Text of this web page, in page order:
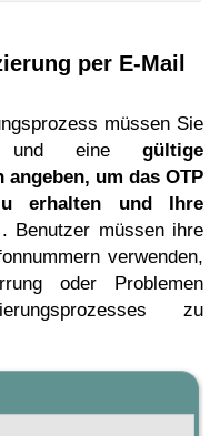
per E-Mail
müssen Sie
und einegültige
um das OTP
erhalten und Ihre
. Benutzer müssen ihre
verwenden,
oder Problemen
zu